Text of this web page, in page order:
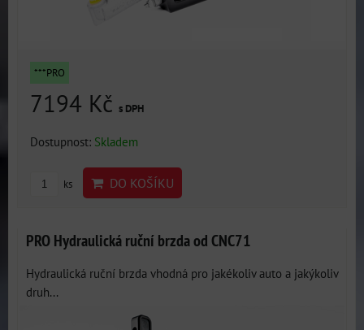
***PRO
7194 Kč s DPH
Dostupnost: Skladem
ks DO KOŠÍKU
PRO Hydraulická ruční brzda od CNC71
Hydraulická ruční brzda vhodná pro jakékoliv auto a jakýkoliv
druh...